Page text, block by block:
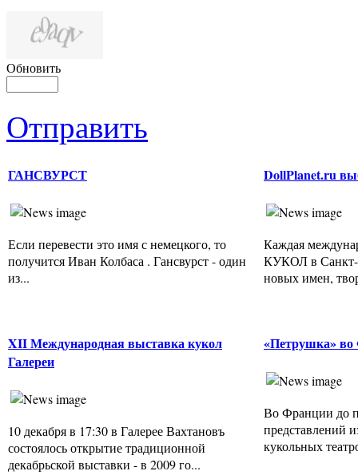
Обновить
Отправить
ГАНСВУРСТ
Если перевести это имя с немецкого, то
получится Иван Колбаса . Гансвурст - один
из...
DollPlanet.ru
Каждая
КУКОЛ в Санкт-
новых имен,
XII Международная выставка кукол
Галереи
10 декабря в 17:30 в Галерее Вахтановъ
состоялось открытие традиционной
декабрьской выставки - в 2009 го...
«Петрушка»
Во Франции до
представлений
кукольных